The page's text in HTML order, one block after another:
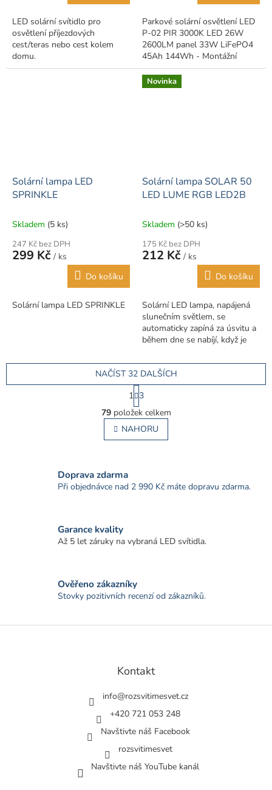
LED solární svítidlo pro
osvětlení příjezdových
cest/teras nebo cest kolem
domu.
Parkové solární osvětlení LED
P-02 PIR 3000K LED 26W
2600LM panel 33W LiFePO4
45Ah 144Wh - Montážní
průměr tyče: 76 mm
Solární lampa LED
SPRINKLE
Skladem (5 ks)
247 Kč bez DPH
299 Kč / ks
Do košíku
Solární lampa LED SPRINKLE
Novinka
Solární lampa SOLAR 50
LED LUME RGB LED2B
Skladem (>50 ks)
175 Kč bez DPH
212 Kč / ks
Do košíku
Solární LED lampa, napájená
slunečním světlem, se
automaticky zapíná za úsvitu a
během dne se nabíjí, když je
svícení je 6–8...
O
v
l
á
í
y
p
i
s
NAČÍST 32 DALŠÍCH
S
t
r
á
n
k
n
í
1 3
79položek celkem
NAHORU
Doprava zdarma
Při objednávce nad 2 990 Kč máte dopravu zdarma.
Garance kvality
Až 5 let záruky na vybraná LED svítidla.
Ověřeno zákazníky
Stovky pozitivních recenzí od zákazníků.
Z
Kontakt
info@rozsvitimesvet.cz
+420 721 053 248
Navštivte náš Facebook
rozsvitimesvet
Navštivte náš YouTube kanál